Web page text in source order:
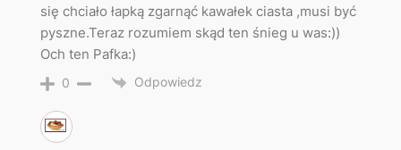
się chciało łapką zgarnąć kawałek ciasta ,musi być
pyszne.Teraz rozumiem skąd ten śnieg u was:))
Och ten Pafka:)
0 Odpowiedz